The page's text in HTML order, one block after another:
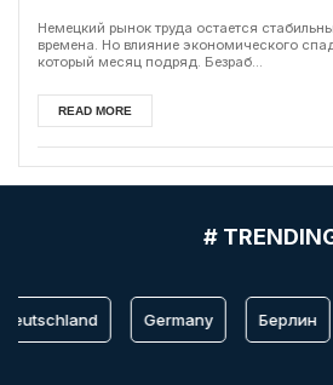
Немецкий рынок труда остается
времена. Но влияние экономического
который месяц подряд. Безраб...
READ MORE
#
Germany Берлин